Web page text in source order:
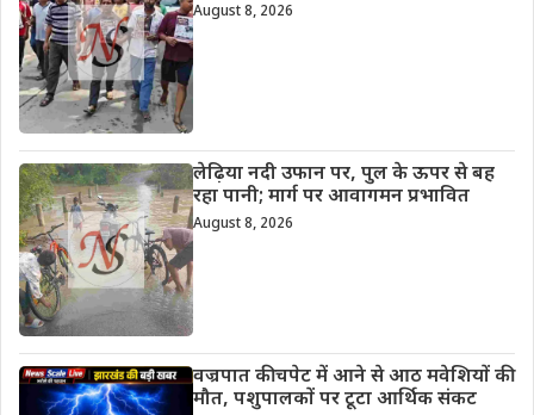
August 8, 2026
लेढ़िया नदी उफान पर, पुल के ऊपर से बह
रहा पानी; मार्ग पर आवागमन प्रभावित
August 8, 2026
वज्रपात की चपेट में आने से आठ मवेशियों की
मौत, पशुपालकों पर टूटा आर्थिक संकट